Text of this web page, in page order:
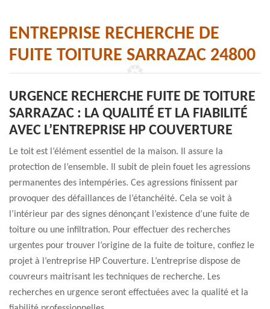
ENTREPRISE RECHERCHE DE
FUITE TOITURE SARRAZAC 24800
URGENCE RECHERCHE FUITE DE TOITURE
SARRAZAC : LA QUALITÉ ET LA FIABILITÉ
AVEC L’ENTREPRISE HP COUVERTURE
Le toit est l’élément essentiel de la maison. Il assure la
protection de l’ensemble. Il subit de plein fouet les agressions
permanentes des intempéries. Ces agressions finissent par
provoquer des défaillances de l’étanchéité. Cela se voit à
l’intérieur par des signes dénonçant l’existence d’une fuite de
toiture ou une infiltration. Pour effectuer des recherches
urgentes pour trouver l’origine de la fuite de toiture, confiez le
projet à l’entreprise HP Couverture. L’entreprise dispose de
couvreurs maitrisant les techniques de recherche. Les
recherches en urgence seront effectuées avec la qualité et la